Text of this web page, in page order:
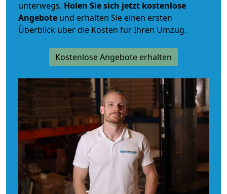
unterwegs. Holen Sie sich jetzt kostenlose
Angebote und erhalten Sie einen ersten
Überblick über die Kosten für Ihren Umzug.
Kostenlose Angebote erhalten